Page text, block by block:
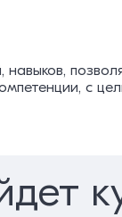
навыков,
с